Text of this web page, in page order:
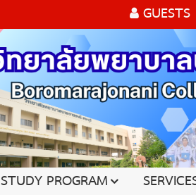
GUESTS
STUDY PROGRAM